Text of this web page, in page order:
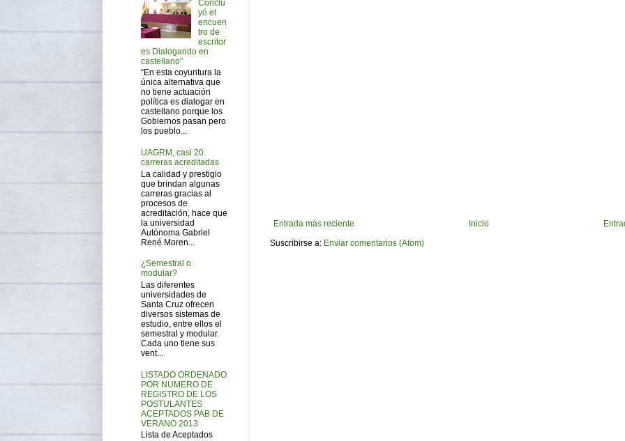
Entrada más reciente
Inicio
Suscribirse a: Enviar comentarios (Atom)
Conclu
yó el
encuen
tro de
escritor
es Dialogando en
castellano”
“En esta coyuntura la
única alternativa que
no tiene actuación
política es dialogar en
castellano porque los
Gobiernos pasan pero
los pueblo...
UAGRM, casi 20
carreras acreditadas
La calidad y prestigio
que brindan algunas
carreras gracias al
procesos de
acreditación, hace que
la universidad
Autónoma Gabriel
René Moren...
¿Semestral o
modular?
Las diferentes
universidades de
Santa Cruz ofrecen
diversos sistemas de
estudio, entre ellos el
semestral y modular.
Cada uno tiene sus
vent...
LISTADO ORDENADO
POR NUMERO DE
REGISTRO DE LOS
POSTULANTES
ACEPTADOS PAB DE
VERANO 2013
Lista de Aceptados